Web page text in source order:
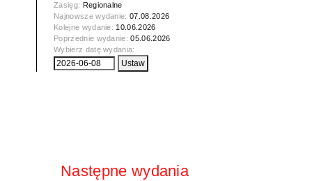
Zasięg: Regionalne
Najnowsze wydanie:07.08.2026
Kolejne wydanie: 10.06.2026
Poprzednie wydanie:05.06.2026
Wybierz datę wydania:
Następne wydania